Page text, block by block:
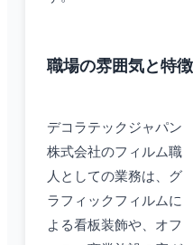
職場の雰囲気と特徴
デコラテックジャパン
株式会社のフィルム職
人としての業務は、グ
ラフィックフィルムに
よる看板装飾や、オフ